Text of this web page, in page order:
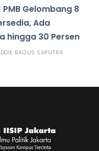
Gelombang 8
Ada
hingga 30 Persen
BAGUS SAPUTRA